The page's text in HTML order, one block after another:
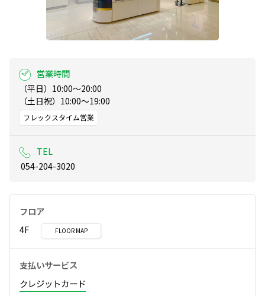
営業時間
（平日）10:00～20:00
（土日祝）10:00～19:00
フレックスタイム営業
TEL
054-204-3020
フロア
4F
FLOOR MAP
支払いサービス
クレジットカード